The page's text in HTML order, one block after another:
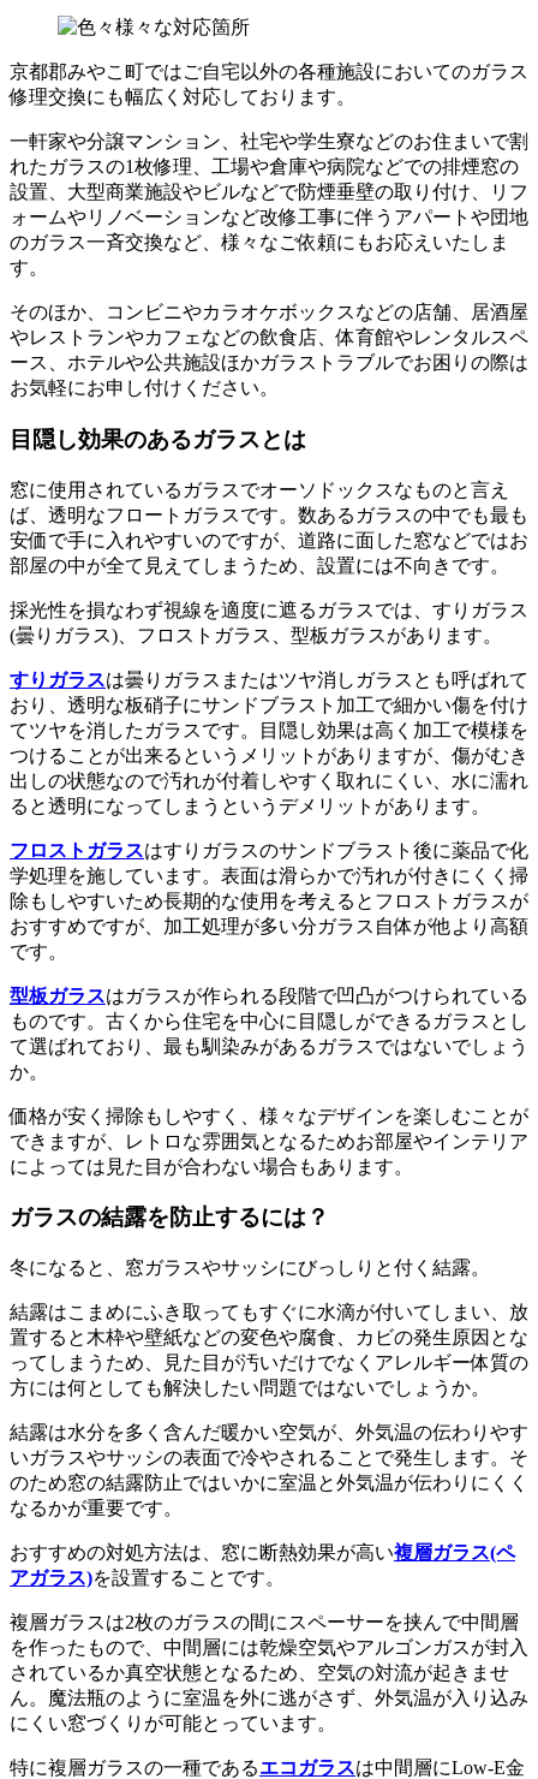
京都郡みやこ町ではご自宅以外の各種施設においてのガラス
修理交換にも幅広く対応しております。
一軒家や分譲マンション、社宅や学生寮などのお住まいで割
れたガラスの1枚修理、工場や倉庫や病院などでの排煙窓の
設置、大型商業施設やビルなどで防煙垂壁の取り付け、リフ
ォームやリノベーションなど改修工事に伴うアパートや団地
のガラス一斉交換など、様々なご依頼にもお応えいたしま
す。
そのほか、コンビニやカラオケボックスなどの店舗、居酒屋
やレストランやカフェなどの飲食店、体育館やレンタルスペ
ース、ホテルや公共施設ほかガラストラブルでお困りの際は
お気軽にお申し付けください。
目隠し効果のあるガラスとは
窓に使用されているガラスでオーソドックスなものと言え
ば、透明なフロートガラスです。数あるガラスの中でも最も
安価で手に入れやすいのですが、道路に面した窓などではお
部屋の中が全て見えてしまうため、設置には不向きです。
採光性を損なわず視線を適度に遮るガラスでは、すりガラス
(曇りガラス)、フロストガラス、型板ガラスがあります。
すりガラスは曇りガラスまたはツヤ消しガラスとも呼ばれて
おり、透明な板硝子にサンドブラスト加工で細かい傷を付け
てツヤを消したガラスです。目隠し効果は高く加工で模様を
つけることが出来るというメリットがありますが、傷がむき
出しの状態なので汚れが付着しやすく取れにくい、水に濡れ
ると透明になってしまうというデメリットがあります。
フロストガラスはすりガラスのサンドブラスト後に薬品で化
学処理を施しています。表面は滑らかで汚れが付きにくく掃
除もしやすいため長期的な使用を考えるとフロストガラスが
おすすめですが、加工処理が多い分ガラス自体が他より高額
です。
型板ガラスはガラスが作られる段階で凹凸がつけられている
ものです。古くから住宅を中心に目隠しができるガラスとし
て選ばれており、最も馴染みがあるガラスではないでしょう
か。
価格が安く掃除もしやすく、様々なデザインを楽しむことが
できますが、レトロな雰囲気となるためお部屋やインテリア
によっては見た目が合わない場合もあります。
ガラスの結露を防止するには？
冬になると、窓ガラスやサッシにびっしりと付く結露。
結露はこまめにふき取ってもすぐに水滴が付いてしまい、放
置すると木枠や壁紙などの変色や腐食、カビの発生原因とな
ってしまうため、見た目が汚いだけでなくアレルギー体質の
方には何としても解決したい問題ではないでしょうか。
結露は水分を多く含んだ暖かい空気が、外気温の伝わりやす
いガラスやサッシの表面で冷やされることで発生します。そ
のため窓の結露防止ではいかに室温と外気温が伝わりにくく
なるかが重要です。
おすすめの対処方法は、窓に断熱効果が高い複層ガラス(ペ
アガラス)を設置することです。
複層ガラスは2枚のガラスの間にスペーサーを挟んで中間層
を作ったもので、中間層には乾燥空気やアルゴンガスが封入
されているか真空状態となるため、空気の対流が起きませ
ん。魔法瓶のように室温を外に逃がさず、外気温が入り込み
にくい窓づくりが可能とっています。
特に複層ガラスの一種であるエコガラスは中間層にLow-E金